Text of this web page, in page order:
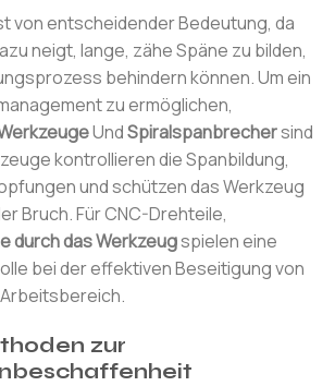
von entscheidender Bedeutung, da
neigt, lange, zähe Späne zu bilden,
behindern können. Um ein
zu ermöglichen,
UndSpiralspanbrechersind
kontrollieren die Spanbildung,
und schützen das Werkzeug
Bruch. Für CNC-Drehteile,
durch das Werkzeugspielen eine
bei der effektiven Beseitigung von
zur